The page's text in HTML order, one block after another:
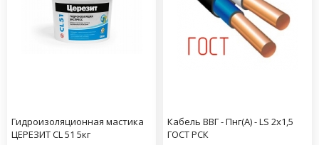
Гидроизоляционная мастика
ЦЕРЕЗИТ CL 51 5кг
Кабель ВВГ - Пнг(А) - LS 2х1,5
ГОСТ РСК